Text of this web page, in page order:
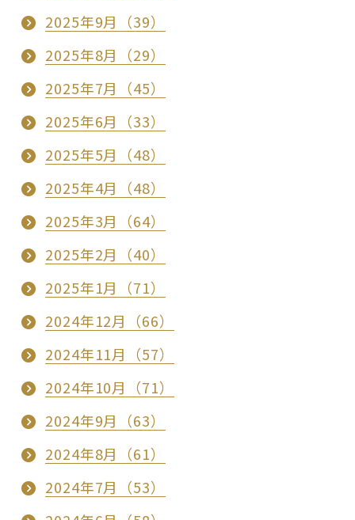
2025年9月（39）
2025年8月（29）
2025年7月（45）
2025年6月（33）
2025年5月（48）
2025年4月（48）
2025年3月（64）
2025年2月（40）
2025年1月（71）
2024年12月（66）
2024年11月（57）
2024年10月（71）
2024年9月（63）
2024年8月（61）
2024年7月（53）